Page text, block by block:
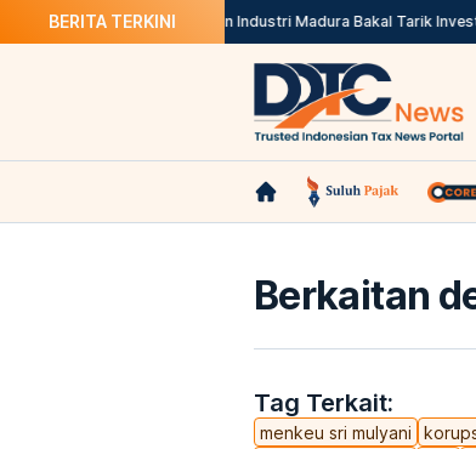
BERITA TERKINI
Airlangga: Kawasan Industri Madura Bakal Tarik
Berkaitan
Tag Terkait:
menkeu sri mulyani